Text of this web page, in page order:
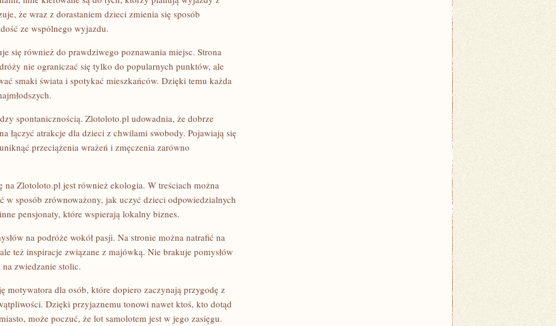
że wraz z dorastaniem dzieci zmienia się sposób
ze wspólnego wyjazdu.
się również do prawdziwego poznawania miejsc. Strona
nie ograniczać się tylko do popularnych punktów, ale
smaki świata i spotykać mieszkańców. Dzięki temu każda
spontanicznością. Zlotoloto.pl udowadnia, że dobrze
łączyć atrakcje dla dzieci z chwilami swobody. Pojawiają się
przeciążenia wrażeń i zmęczenia zarówno
Zlotoloto.pl jest również ekologia. W treściach można
w sposób zrównoważony, jak uczyć dzieci odpowiedzialnych
pensjonaty, które wspierają lokalny biznes.
na podróże wokół pasji. Na stronie można natrafić na
też inspiracje związane z majówką. Nie brakuje pomysłów
zwiedzanie stolic.
motywatora dla osób, które dopiero zaczynają przygodę z
Dzięki przyjaznemu tonowi nawet ktoś, kto dotąd
może poczuć, że lot samolotem jest w jego zasięgu.